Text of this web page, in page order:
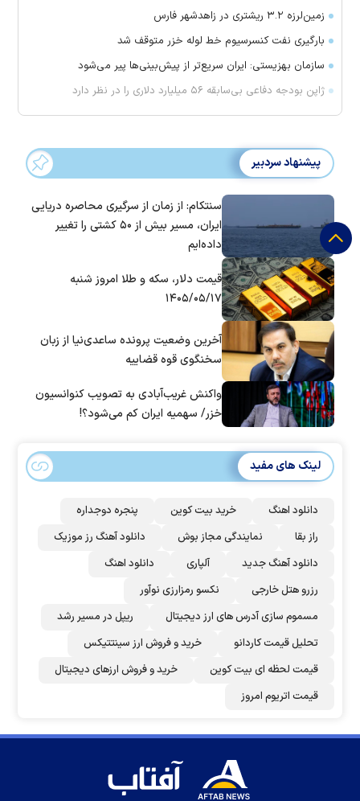
زمین‌لرزه ۳.۲ ریشتری در زاهدشهر فارس
بارگیری نفت کنسرسیوم خط لوله خزر متوقف شد
سازمان بهزیستی: ایران سریع‌تر از پیش‌بینی‌ها پیر می‌شود
ژاپن بودجه دفاعی بی‌سابقه ۵۶ میلیارد دلاری را در نظر دارد
پیشنهاد سردبیر
سنتکام: از زمان از سرگیری محاصره دریایی
ایران، مسیر بیش از ۵۰ کشتی را تغییر
داده‌ایم
قیمت دلار، سکه و طلا امروز شنبه
۱۴۰۵/۰۵/۱۷
آخرین وضعیت پرونده ساعدی‌نیا از زبان
سخنگوی قوه قضاییه
واکنش غریب‌آبادی به تصویب کنوانسیون
خزر/ سهمیه ایران کم می‌شود؟!
لینک های مفید
دانلود اهنگ خرید بیت کوین
پنجره دوجداره
راز بقا
نمایندگی مجاز بوش
دانلود آهنگ رز‌ موزیک
دانلود آهنگ جدید
آلپاری
دانلود اهنگ
رزرو هتل خارجی
نکسو رمزارزی نوآور
مسموم سازی آدرس های ارز دیجیتال
ریپل در مسیر رشد
تحلیل قیمت کاردانو
خرید و فروش ارز سینتتیکس
قیمت لحظه ای بیت کوین
خرید و فروش ارزهای دیجیتال
قیمت اتریوم امروز